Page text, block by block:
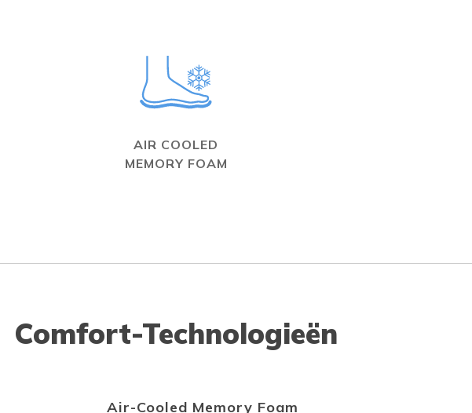
AIR COOLED
MEMORY FOAM
Comfort-Technologieën
Air-Cooled Memory Foam